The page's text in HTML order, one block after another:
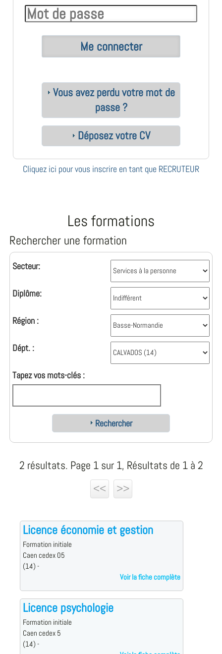
Vous avez perdu votre mot de
passe ?
Déposez votre CV
Cliquez ici pour vous inscrire en tant que RECRUTEUR
Les formations
Rechercher une formation
Secteur:
Diplôme:
Région :
Dépt. :
Tapez vos mots-clés :
Rechercher
2 résultats. Page 1 sur 1, Résultats de 1 à 2
<<
>>
Licence économie et gestion
Formation initiale
Caen cedex 05
(14) -
Voir la fiche complète
Licence psychologie
Formation initiale
Caen cedex 5
(14) -